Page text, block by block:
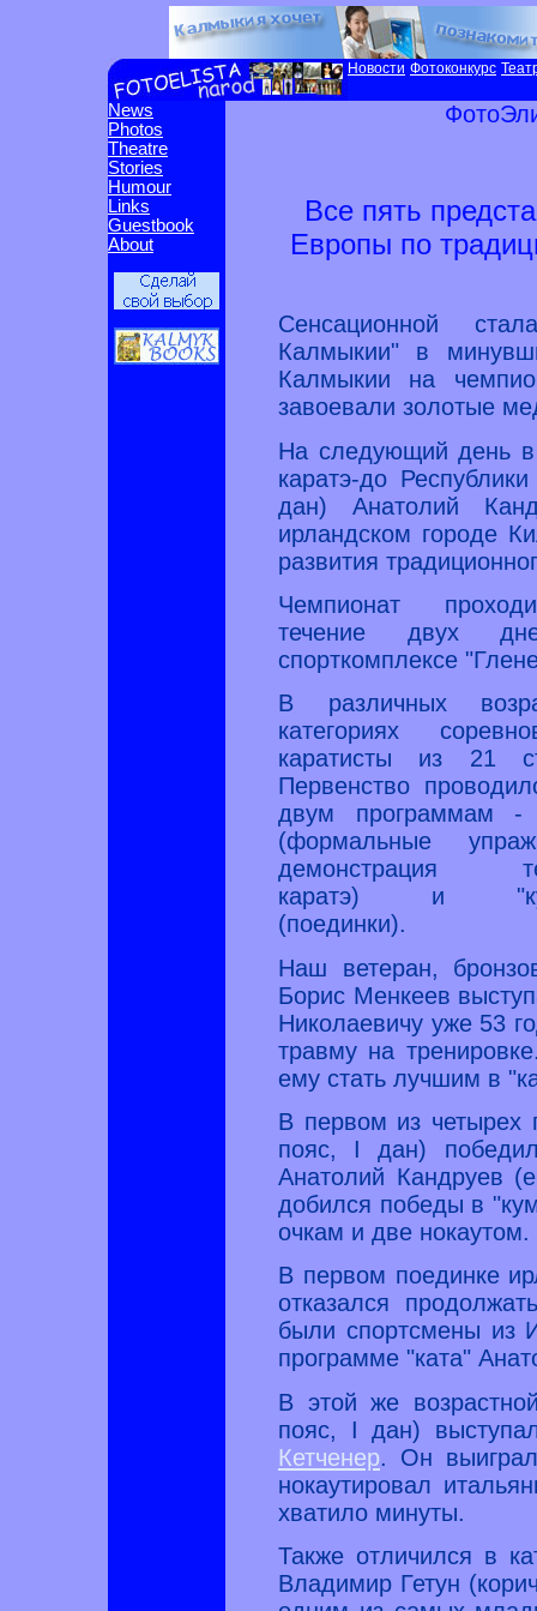
Новости Фотоконкурс
News
Photos
Theatre
Stories
Humour
Links
Guestbook
About
Все пять
Европы по
Сенсационной
Калмыкии" в
Калмыкии на
завоевали золотые
На следующий день в
каратэ-до
дан) Анатолий
ирландском городе
развития
Чемпионат
течение двух
спорткомплексе
В различных
категориях
каратисты из 21
Первенство
двум программам -
(формальные
демонстрация
каратэ) и
(поединки).
Наш ветеран,
Борис Менкеев
Николаевичу уже 53
травму на
ему стать лучшим в
В первом из четырех
пояс, I дан)
Анатолий Кандруев
добился победы в
очкам и две нокаутом.
В первом поединке
отказался
были спортсмены из
программе "ката"
В этой же
пояс, I дан)
Кетченер. Он
нокаутировал
хватило минуты.
Также отличился в
Владимир Гетун